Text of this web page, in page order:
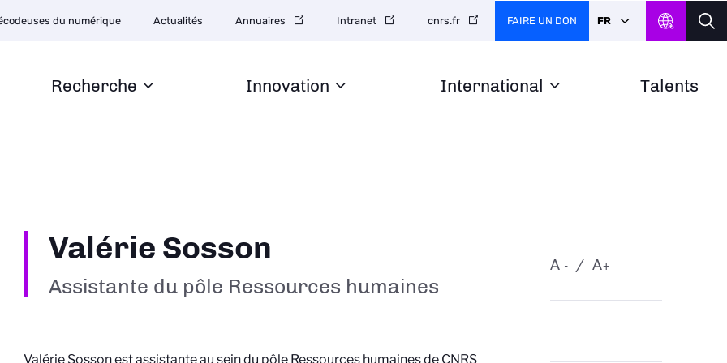
Recherche Innovation International Talents
du numérique Actualités Annuaires Intranet cnrs.fr FAIRE UN DON FR
Valérie Sosson
Assistante du pôle Ressources humaines
Valérie Sosson est assistante au sein du pôle Ressources humaines de CNRS
-
A +
A